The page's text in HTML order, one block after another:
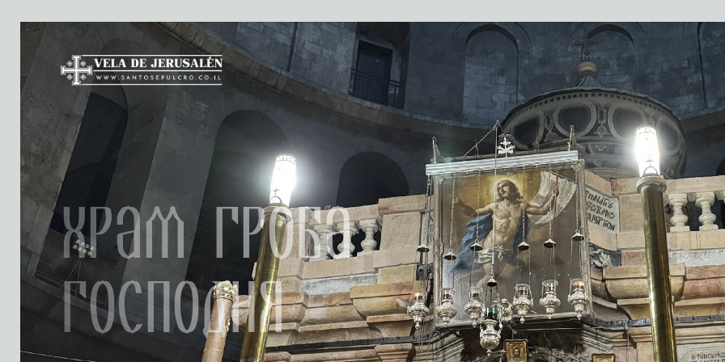
Храм Гроба
Господня